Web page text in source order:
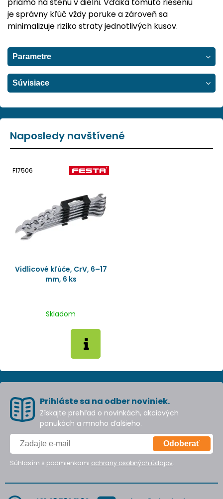
je správny kľúč vždy poruke a zároveň sa
minimalizuje riziko straty jednotlivých kusov.
Parametre
Súvisiace
Naposledy navštívené
F17506
Vidlicové kľúče, CrV, 6–17
mm, 6 ks
Skladom
Prihláste sa na odber noviniek.
Získajte prehľad o novinkách, akciových
ponukách a mnoho ďalšieho.
Odoberať
Súhlasím s podmienkami ochrany osobných údajov.